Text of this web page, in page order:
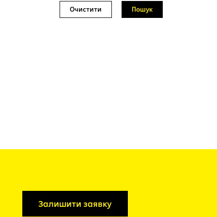
Очистити Пошук
Залишити заявку